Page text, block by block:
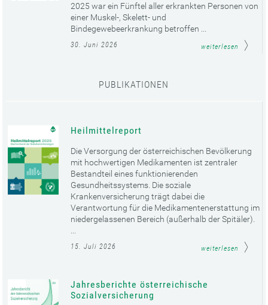
2025 war ein Fünftel aller erkrankten Personen von
einer Muskel-, Skelett- und
Bindegewebeerkrankung betroffen ...
30. Juni 2026 weiterlesen
PUBLIKATIONEN
Heilmittelreport
Die Versorgung der österreichischen Bevölkerung
mit hochwertigen Medikamenten ist zentraler
Bestandteil eines funktionierenden
Gesundheitssystems. Die soziale
Krankenversicherung trägt dabei die
Verantwortung für die Medikamentenerstattung im
niedergelassenen Bereich (außerhalb der Spitäler).
15. Juli 2026 weiterlesen
Jahresberichte österreichische
Sozialversicherung